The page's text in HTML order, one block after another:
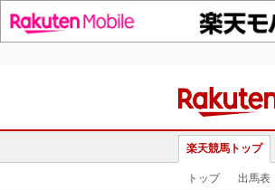
楽天競馬トップ
トップ 出馬表